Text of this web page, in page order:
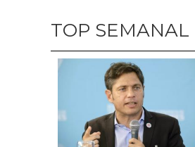
TOP SEMANAL